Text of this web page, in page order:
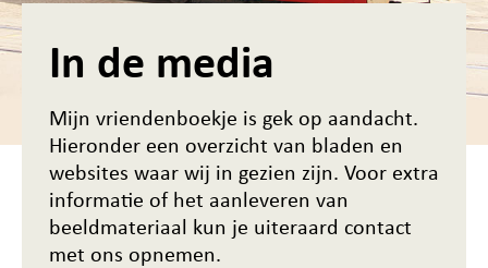
In de media
Mijn vriendenboekje is gek op aandacht.
Hieronder een overzicht van bladen en
websites waar wij in gezien zijn. Voor extra
informatie of het aanleveren van
beeldmateriaal kun je uiteraard contact
met ons opnemen.